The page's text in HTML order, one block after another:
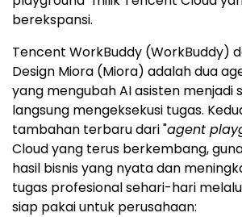
berekspansi.
Tencent WorkBuddy (WorkBuddy)
Design Miora (Miora) adalah dua
yang mengubah AI asisten menjadi
langsung mengeksekusi tugas.
tambahan terbaru dari "agent
Cloud yang terus berkembang,
hasil bisnis yang nyata dan
tugas profesional sehari-hari
siap pakai untuk perusahaan: